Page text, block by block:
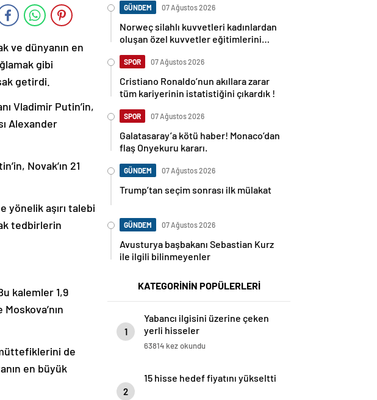
ve dünyanın en
gibi
getirdi.
Vladimir Putin’in,
Alexander
Novak’ın 21
yönelik aşırı talebi
tedbirlerin
kalemler 1,9
de
en büyük
GÜNDEM 07 Ağustos 2026
Norweç silahlı kuvvetleri kadınlardan
oluşan özel kuvvetler eğitimlerini
SPOR 07 Ağustos 2026
Cristiano Ronaldo’nun akıllara zarar
tüm kariyerinin istatistiğini çıkardık !
SPOR 07 Ağustos 2026
Galatasaray’a kötü haber! Monaco’dan
flaş Onyekuru kararı.
GÜNDEM 07 Ağustos 2026
Trump’tan seçim sonrası ilk mülakat
GÜNDEM 07 Ağustos 2026
Avusturya başbakanı Sebastian Kurz
ile ilgili bilinmeyenler
KATEGORİNİN POPÜLERLERİ
1
Yabancı ilgisini üzerine çeken
yerli hisseler
63814 kez okundu
2
15 hisse hedef fiyatını yükseltti